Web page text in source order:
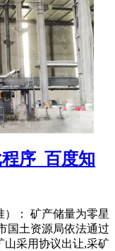
序_百度知
： 矿产储量为零星
国土资源局依法通过
山采用协议出让,采矿